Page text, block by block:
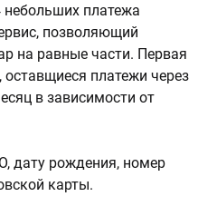
небольших платежа
позволяющий
на равные части. Первая
оставщиеся платежи через
в зависимости от
дату рождения, номер
карты.